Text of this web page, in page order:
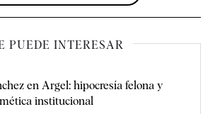
PUEDE INTERESAR
en Argel: hipocresía felona y
institucional